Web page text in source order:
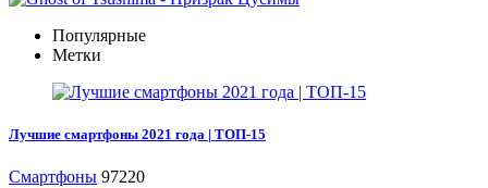
Популярные
Метки
Лучшие смартфоны 2021 года | ТОП-15
Смартфоны 97220